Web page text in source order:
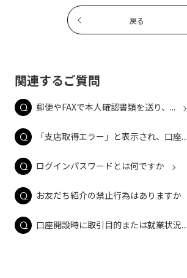
戻る
関連するご質問
郵便やFAXで本人確認書類を送り、...
「支店取得エラー」と表示され、口座...
ログインパスワードとは何ですか
お友だち紹介の禁止行為はありますか
口座開設時に取引目的または就業状況...